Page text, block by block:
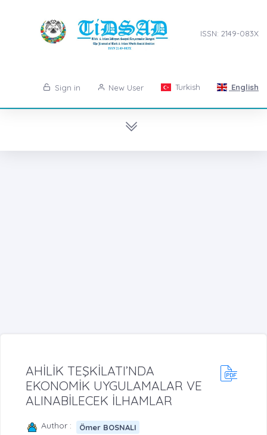
ISSN: 2149-083X
Sign in New User Turkish English
AHİLİK TEŞKİLATI’NDA
EKONOMİK UYGULAMALAR VE
ALINABİLECEK İLHAMLAR
Author : Ömer BOSNALI